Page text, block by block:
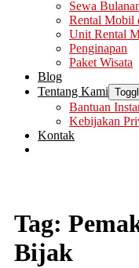
Sewa
Rental Mobil
Unit Rental
Penginapan
Paket Wisata
Blog
Tentang Kami
Bantuan
Kebijakan
Kontak
Tag:
Bijak